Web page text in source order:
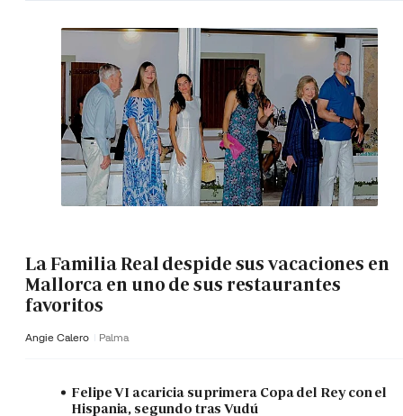
La Familia Real despide sus vacaciones en
Mallorca en uno de sus restaurantes
favoritos
Angie Calero Palma
Felipe VI acaricia su primera Copa del Rey con el
Hispania, segundo tras Vudú